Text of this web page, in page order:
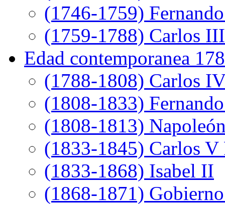
(1746-1759)
(1759-1788) Carlos III
Edad contemporanea
(1788-1808) Carlos
(1808-1833)
(1808-1813)
(1833-1845) Carlos V
(1833-1868) Isabel II
(1868-1871)